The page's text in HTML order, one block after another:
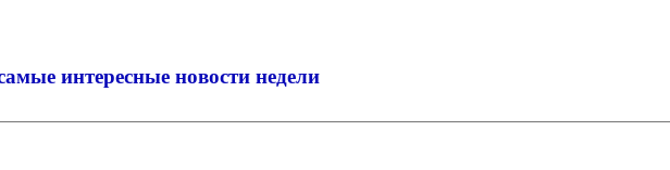
интересные новости недели